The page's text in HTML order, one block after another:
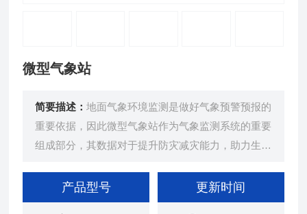
微型气象站
简要描述：地面气象环境监测是做好气象预警预报的
重要依据，因此微型气象站作为气象监测系统的重要
组成部分，其数据对于提升防灾减灾能力，助力生态
产品型号 更新时间